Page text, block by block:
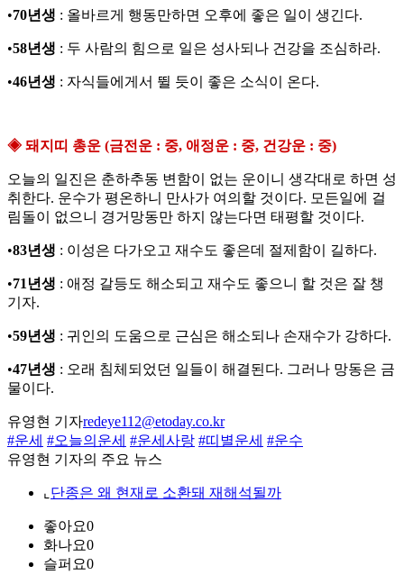
•70년생 : 올바르게 행동만하면 오후에 좋은 일이 생긴다.
•58년생 : 두 사람의 힘으로 일은 성사되나 건강을 조심하라.
•46년생 : 자식들에게서 뛸 듯이 좋은 소식이 온다.
◈ 돼지띠 총운 (금전운 : 중, 애정운 : 중, 건강운 : 중)
오늘의 일진은 춘하추동 변함이 없는 운이니 생각대로 하면 성
취한다. 운수가 평온하니 만사가 여의할 것이다. 모든일에 걸
림돌이 없으니 경거망동만 하지 않는다면 태평할 것이다.
•83년생 : 이성은 다가오고 재수도 좋은데 절제함이 길하다.
•71년생 : 애정 갈등도 해소되고 재수도 좋으니 할 것은 잘 챙
기자.
•59년생 : 귀인의 도움으로 근심은 해소되나 손재수가 강하다.
•47년생 : 오래 침체되었던 일들이 해결된다. 그러나 망동은 금
물이다.
유영현 기자redeye112@etoday.co.kr
#운세 #오늘의운세 #운세사랑 #띠별운세 #운수
유영현 기자의 주요 뉴스
⌞ 단종은 왜 현재로 소환돼 재해석될까
좋아요0
화나요0
슬퍼요0